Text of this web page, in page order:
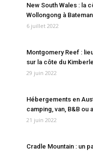
New South Wales : la
Wollongong à
6 juillet 2022
Montgomery Reef :
sur la côte du
29 juin 2022
Hébergements en
camping, van, B&B ou
21 juin 2022
Cradle Mountain : un